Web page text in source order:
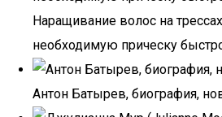
Наращивание волос на
необходимую прическу
Антон Батырев, биография,